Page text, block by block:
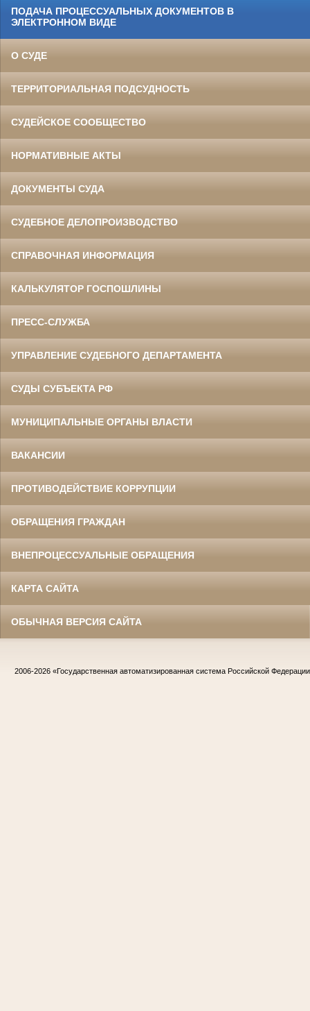
ПОДАЧА ПРОЦЕССУАЛЬНЫХ ДОКУМЕНТОВ В
ЭЛЕКТРОННОМ ВИДЕ
О СУДЕ
ТЕРРИТОРИАЛЬНАЯ ПОДСУДНОСТЬ
СУДЕЙСКОЕ СООБЩЕСТВО
НОРМАТИВНЫЕ АКТЫ
ДОКУМЕНТЫ СУДА
СУДЕБНОЕ ДЕЛОПРОИЗВОДСТВО
СПРАВОЧНАЯ ИНФОРМАЦИЯ
КАЛЬКУЛЯТОР ГОСПОШЛИНЫ
ПРЕСС-СЛУЖБА
УПРАВЛЕНИЕ СУДЕБНОГО ДЕПАРТАМЕНТА
СУДЫ СУБЪЕКТА РФ
МУНИЦИПАЛЬНЫЕ ОРГАНЫ ВЛАСТИ
ВАКАНСИИ
ПРОТИВОДЕЙСТВИЕ КОРРУПЦИИ
ОБРАЩЕНИЯ ГРАЖДАН
ВНЕПРОЦЕССУАЛЬНЫЕ ОБРАЩЕНИЯ
КАРТА САЙТА
ОБЫЧНАЯ ВЕРСИЯ САЙТА
2006-2026 «Государственная автоматизированная система Российской